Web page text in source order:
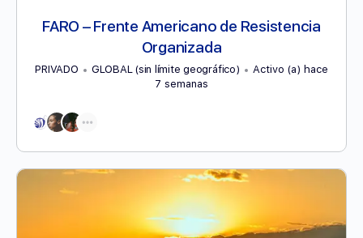
FARO – Frente Americano de Resistencia
Organizada
PRIVADO GLOBAL (sin límite geográfico)
Activo (a) hace
7 semanas